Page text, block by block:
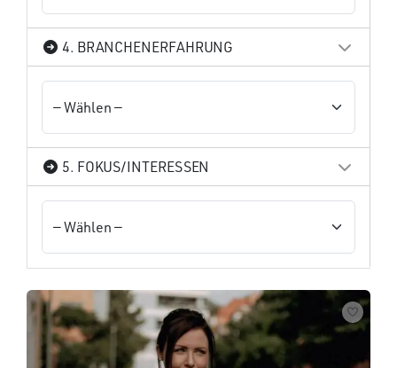
4. BRANCHENERFAHRUNG
5. FOKUS/INTERESSEN